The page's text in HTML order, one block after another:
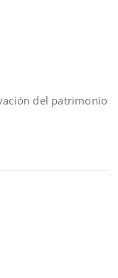
del patrimonio